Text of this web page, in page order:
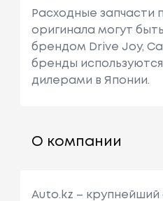
Расходные запчасти
оригинала могут
брендом Drive Joy,
бренды
дилерами в Японии.
О компании
Auto.kz – крупнейший